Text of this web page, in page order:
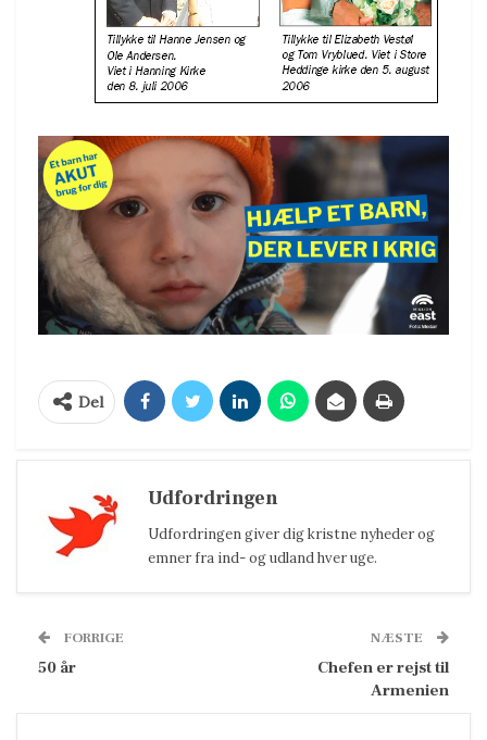
Del
Udfordringen
Udfordringen giver dig kristne nyheder og
emner fra ind- og udland hver uge.
FORRIGE
50 år
NÆSTE
Chefen er rejst til
Armenien